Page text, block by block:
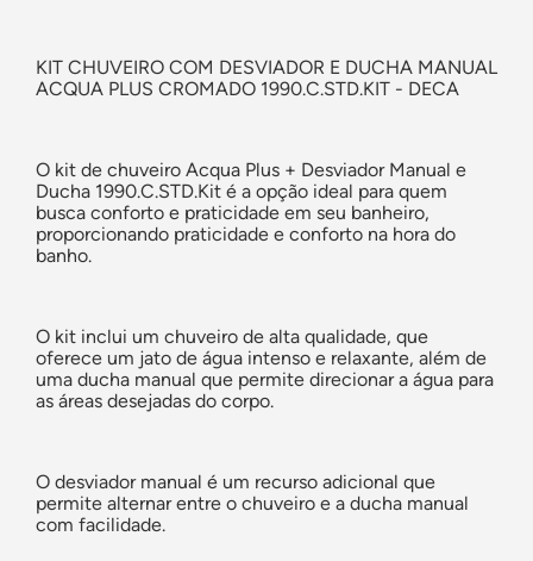
KIT CHUVEIRO COM DESVIADOR E DUCHA MANUAL
ACQUA PLUS CROMADO 1990.C.STD.KIT - DECA
O kit de chuveiro Acqua Plus + Desviador Manual e
Ducha 1990.C.STD.Kit é a opção ideal para quem
busca conforto e praticidade em seu banheiro,
proporcionando praticidade e conforto na hora do
banho.
O kit inclui um chuveiro de alta qualidade, que
oferece um jato de água intenso e relaxante, além de
uma ducha manual que permite direcionar a água para
as áreas desejadas do corpo.
O desviador manual é um recurso adicional que
permite alternar entre o chuveiro e a ducha manual
com facilidade.